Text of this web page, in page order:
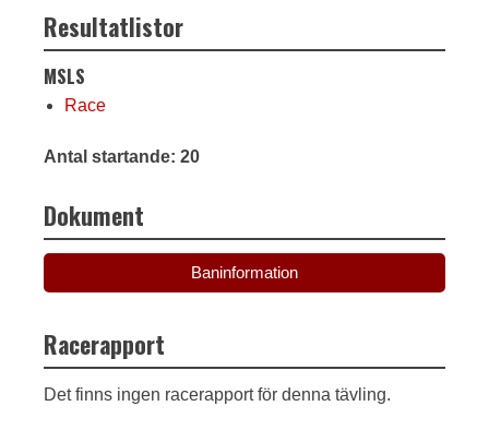
Resultatlistor
MSLS
Race
Antal startande: 20
Dokument
Baninformation
Racerapport
Det finns ingen racerapport för denna tävling.